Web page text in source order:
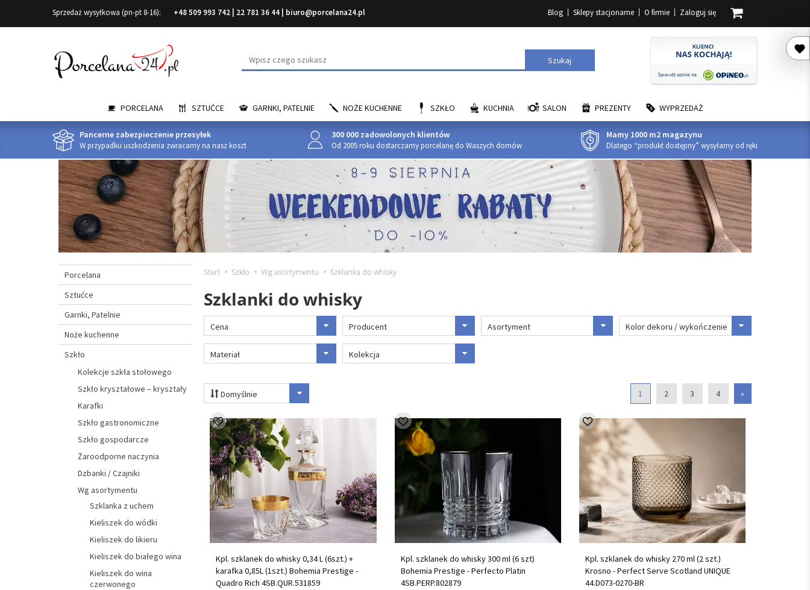
Sprzedaż wysyłkowa (pn-pt 8-16): +48 509 993 742 22 781 36 44 biuro@porcelana24.pl Blog Sklepy stacjonarne O firmie Zaloguj się
Wyszukaj Szukaj
PORCELANA SZTUĆCE GARNKI, PATELNIE NOŻE KUCHENNE SZKŁO KUCHNIA SALON PREZENTY WYPRZEDAŻ
Pancerne zabezpieczenie przesyłek
W przypadku uszkodzenia zwracamy na nasz koszt
300 000 zadowolonych klientów
Od 2005 roku dostarczamy porcelanę do Waszych domów
Mamy 1000 m2 magazynu
Dlatego “produkt dostępny” wysyłamy od ręki
Start Szkło Wg asortymentu Szklanka do whisky
Szklanki do whisky
Cena Producent Asortyment Kolor dekoru / wykończenie
Materiał Kolekcja
Domyślnie 1 2 3 4 »
Kpl. szklanek do whisky 0,34 L (6szt.) +
karafka 0,85L (1szt.) Bohemia Prestige -
Quadro Rich 4SB.QUR.531859
Kpl. szklanek do whisky 300 ml (6 szt)
Bohemia Prestige - Perfecto Platin
4SB.PERP.802879
Kpl. szklanek do whisky 270 ml (2 szt.)
Krosno - Perfect Serve Scotland UNIQUE
44.D073-0270-BR
Porcelana
Sztućce
Garnki, Patelnie
Noże kuchenne
Szkło
Kolekcje szkła stołowego
Szkło kryształowe – kryształy
Karafki
Szkło gastronomiczne
Szkło gospodarcze
Żaroodporne naczynia
Dzbanki / Czajniki
Wg asortymentu
Szklanka z uchem
Kieliszek do wódki
Kieliszek do likieru
Kieliszek do białego wina
Kieliszek do wina
czerwonego